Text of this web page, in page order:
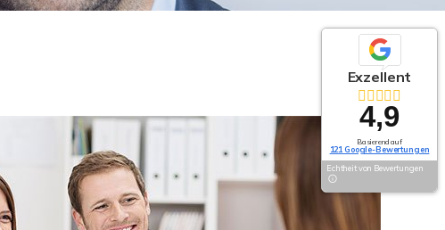
Exzellent
4,9
Basierend auf
121 Google-Bewertungen
Echtheit von Bewertungen